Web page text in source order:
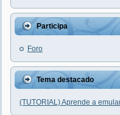
Participa
Foro
Tema destacado
(TUTORIAL) Aprende a